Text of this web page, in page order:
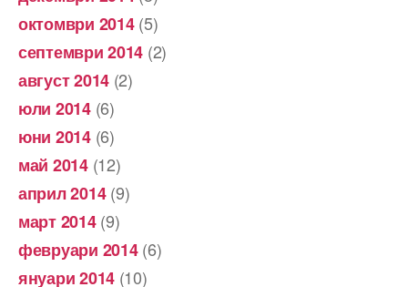
октомври 2014(5)
септември 2014 (2)
август 2014 (2)
юли 2014(6)
юни 2014(6)
май 2014(12)
април 2014(9)
март 2014(9)
февруари 2014(6)
януари 2014 (10)